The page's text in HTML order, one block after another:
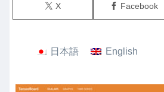
X Facebook
日本語 English